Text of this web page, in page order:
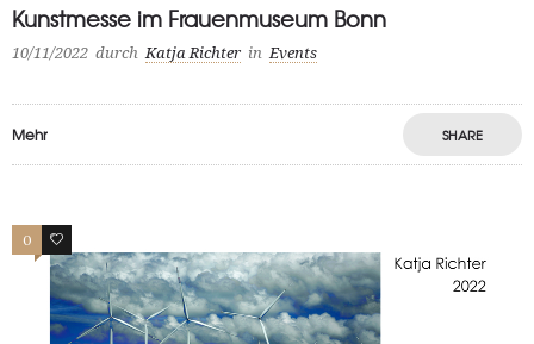
Kunstmesse im Frauenmuseum Bonn
10/11/2022 durch Katja Richter in Events
Mehr SHARE
0 1